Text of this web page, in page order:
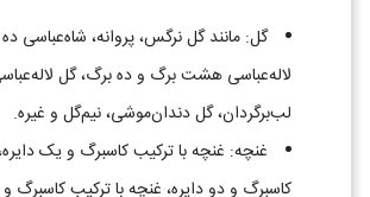
گل: مانند گل نرگس، پروانه، شاه‌عباسی
لاله‌عباسی هشت برگ و ده برگ، گل
لب‌برگردان، گل دندان‌موشی، نیم‌گل و غیره.
غنچه: غنچه با ترکیب کاسبرگ و یک
کاسبرگ و دو دایره، غنچه با ترکیب کاسبرگ